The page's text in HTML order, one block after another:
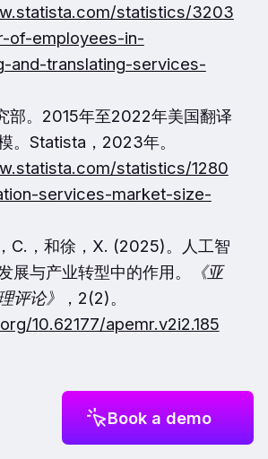
statistics/3203
of-employees-in-
and-translating-services-
部。2015年至2022年美国翻译
。Statista，2023年。
statistics/1280
services-market-size-
C.，和徐，X. (2025)。人工智
展与产业转型中的作用。
《亚
评论》
， 2(2)。
10.62177/apemr.v2i2.185
Book a demo